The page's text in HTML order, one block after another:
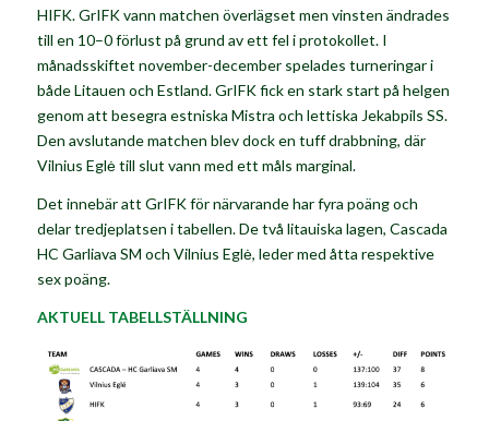
HIFK. GrIFK vann matchen överlägset men vinsten ändrades
till en 10–0 förlust på grund av ett fel i protokollet. I
månadsskiftet november-december spelades turneringar i
både Litauen och Estland. GrIFK fick en stark start på helgen
genom att besegra estniska Mistra och lettiska Jekabpils SS.
Den avslutande matchen blev dock en tuff drabbning, där
Vilnius Eglė till slut vann med ett måls marginal.
Det innebär att GrIFK för närvarande har fyra poäng och
delar tredjeplatsen i tabellen. De två litauiska lagen, Cascada
HC Garliava SM och Vilnius Eglė, leder med åtta respektive
sex poäng.
AKTUELL TABELLSTÄLLNING